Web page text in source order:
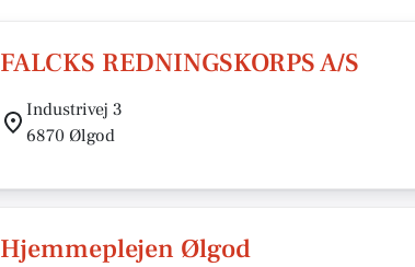
FALCKS REDNINGSKORPS A/S
Industrivej 3
6870 Ølgod
Hjemmeplejen Ølgod